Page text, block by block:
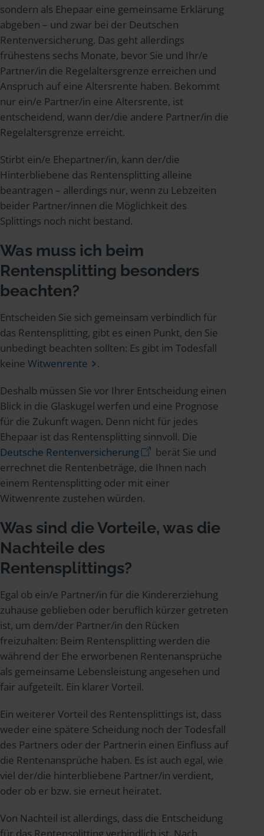
sondern als Ehepaar eine gemeinsame Erklärung
abgeben – und zwar bei der Deutschen
Rentenversicherung. Das geht allerdings
frühestens sechs Monate, bevor Sie und Ihr/e
Partner/in die Regelaltersgrenze erreichen und
Anspruch auf eine Altersrente haben. Bekommt
nur ein/e Partner/in eine Altersrente, ist
entscheidend, wann der/die andere Partner/in die
Regelaltersgrenze erreicht.
Stirbt ein/e Ehepartner/in, kann der/die
Hinterbliebene das Rentensplitting alleine
beantragen – allerdings nur, wenn zu Lebzeiten
beider Partner/innen die Möglichkeit des
Splittings noch nicht bestand.
Was muss ich beim
Rentensplitting besonders
beachten?
Entscheiden Sie sich gemeinsam verbindlich für
das Rentensplitting, gibt es einen Punkt, den Sie
unbedingt beachten sollten: Es gibt im Todesfall
keine Witwenrente
.
Deshalb müssen Sie vor Ihrer Entscheidung einen
Blick in die Glaskugel werfen und eine Prognose
für die Zukunft wagen. Denn nicht für jedes
Ehepaar ist das Rentensplitting sinnvoll. Die
Deutsche Rentenversicherung
berät Sie und
errechnet die Rentenbeträge, die Ihnen nach
einem Rentensplitting oder mit einer
Witwenrente zustehen würden.
Was sind die Vorteile, was die
Nachteile des
Rentensplittings?
Egal ob ein/e Partner/in für die Kindererziehung
zuhause geblieben oder beruflich kürzer getreten
ist, um dem/der Partner/in den Rücken
freizuhalten: Beim Rentensplitting werden die
während der Ehe erworbenen Rentenansprüche
als gemeinsame Lebensleistung angesehen und
fair aufgeteilt. Ein klarer Vorteil.
Ein weiterer Vorteil des Rentensplittings ist, dass
weder eine spätere Scheidung noch der Todesfall
des Partners oder der Partnerin einen Einfluss auf
die Rentenansprüche haben. Es ist auch egal, wie
viel der/die hinterbliebene Partner/in verdient,
oder ob er bzw. sie erneut heiratet.
Von Nachteil ist allerdings, dass die Entscheidung
für das Rentensplitting verbindlich ist. Nach